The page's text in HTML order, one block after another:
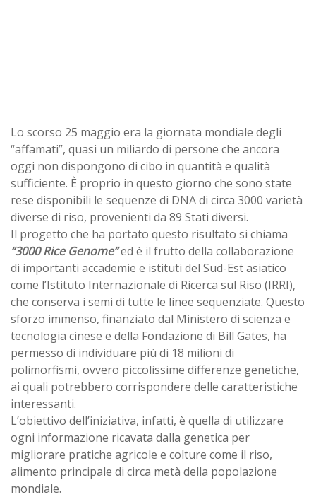
Lo scorso 25 maggio era la giornata mondiale degli
“affamati”, quasi un miliardo di persone che ancora
oggi non dispongono di cibo in quantità e qualità
sufficiente. È proprio in questo giorno che sono state
rese disponibili le sequenze di DNA di circa 3000 varietà
diverse di riso, provenienti da 89 Stati diversi.
Il progetto che ha portato questo risultato si chiama
“3000 Rice Genome”ed è il frutto della collaborazione
di importanti accademie e istituti del Sud-Est asiatico
come l’Istituto Internazionale di Ricerca sul Riso (IRRI),
che conserva i semi di tutte le linee sequenziate. Questo
sforzo immenso, finanziato dal Ministero di scienza e
tecnologia cinese e della Fondazione di Bill Gates, ha
permesso di individuare più di 18 milioni di
polimorfismi, ovvero piccolissime differenze genetiche,
ai quali potrebbero corrispondere delle caratteristiche
interessanti.
L’obiettivo dell’iniziativa, infatti, è quella di utilizzare
ogni informazione ricavata dalla genetica per
migliorare pratiche agricole e colture come il riso,
alimento principale di circa metà della popolazione
mondiale.